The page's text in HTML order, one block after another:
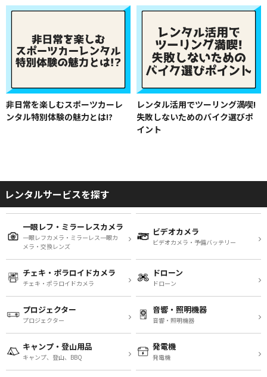
非日常を楽しむスポーツカーレ
ンタル特別体験の魅力とは!?
レンタル活用でツーリング満喫!
失敗しないためのバイク選びポ
イント
レンタルサービスを探す
一眼レフ・ミラーレスカメラ
一眼レフカメラ・ミラーレス一眼カ
メラ・交換レンズ
ビデオカメラ
ビデオカメラ・予備バッテリー
チェキ・ポラロイドカメラ
チェキ・ポラロイドカメラ
ドローン
ドローン
プロジェクター
プロジェクター
音響・照明機器
音響・照明機器
キャンプ・登山用品
キャンプ、登山、BBQ
発電機
発電機